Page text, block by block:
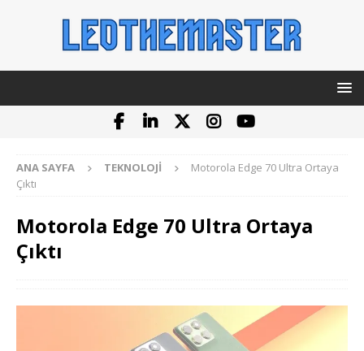
ANA SAYFA TEKNOLOJI
Motorola Edge 70 Ultra Ortaya
Çıktı
Motorola Edge 70 Ultra Ortaya
Çıktı